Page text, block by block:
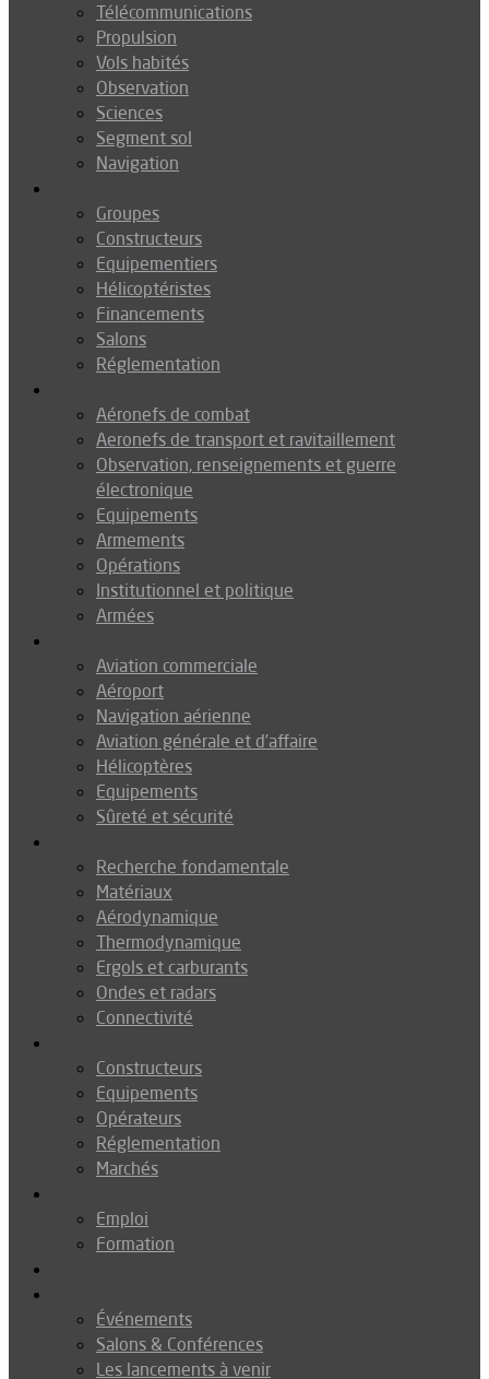
Télécommunications
Propulsion
Vols habités
Observation
Sciences
Segment sol
Navigation
Groupes
Constructeurs
Equipementiers
Hélicoptéristes
Financements
Salons
Réglementation
Aéronefs de combat
Aeronefs de transport et ravitaillement
Observation, renseignements et guerre
électronique
Equipements
Armements
Opérations
Institutionnel et politique
Armées
Aviation commerciale
Aéroport
Navigation aérienne
Aviation générale et d’affaire
Hélicoptères
Equipements
Sûreté et sécurité
Recherche fondamentale
Matériaux
Aérodynamique
Thermodynamique
Ergols et carburants
Ondes et radars
Connectivité
Constructeurs
Equipements
Opérateurs
Réglementation
Marchés
Emploi
Formation
Événements
Salons & Conférences
Les lancements à venir